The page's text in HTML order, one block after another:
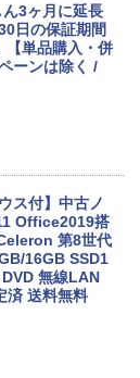
ん3ヶ月に延長
日の保証期間
【単品購入・併
ーンは除く /
ス付】中古ノ
Office2019搭
第8世代
16GB SSD1
無線LAN
済 送料無料